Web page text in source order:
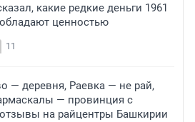
какие редкие деньги 1961
ценностью
11
— деревня, Раевка — не рай,
— провинция с
на райцентры Башкирии